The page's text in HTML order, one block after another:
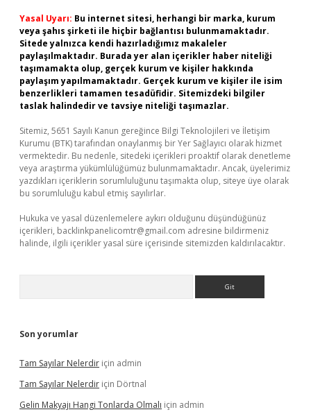
Yasal Uyarı: Bu internet sitesi, herhangi bir marka, kurum
veya şahıs şirketi ile hiçbir bağlantısı bulunmamaktadır.
Sitede yalnızca kendi hazırladığımız makaleler
paylaşılmaktadır. Burada yer alan içerikler haber niteliği
taşımamakta olup, gerçek kurum ve kişiler hakkında
paylaşım yapılmamaktadır. Gerçek kurum ve kişiler ile isim
benzerlikleri tamamen tesadüfidir. Sitemizdeki bilgiler
taslak halindedir ve tavsiye niteliği taşımazlar.
Sitemiz, 5651 Sayılı Kanun gereğince Bilgi Teknolojileri ve İletişim
Kurumu (BTK) tarafından onaylanmış bir Yer Sağlayıcı olarak hizmet
vermektedir. Bu nedenle, sitedeki içerikleri proaktif olarak denetleme
veya araştırma yükümlülüğümüz bulunmamaktadır. Ancak, üyelerimiz
yazdıkları içeriklerin sorumluluğunu taşımakta olup, siteye üye olarak
bu sorumluluğu kabul etmiş sayılırlar.
Hukuka ve yasal düzenlemelere aykırı olduğunu düşündüğünüz
içerikleri, backlinkpanelicomtr@gmail.com adresine bildirmeniz
halinde, ilgili içerikler yasal süre içerisinde sitemizden kaldırılacaktır.
Son yorumlar
Tam Sayılar Nelerdir için admin
Tam Sayılar Nelerdir için Dörtnal
Gelin Makyajı Hangi Tonlarda Olmalı için admin